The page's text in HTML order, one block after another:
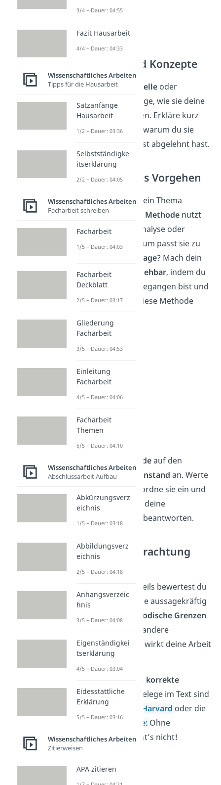
2. Theorien und Konzepte
Stelle passende Modelleoder
Theorienvor und zeige, wie sie deine
Fragestellung
stützen. Erkläre kurz
ihre Bedeutung und warum du sie
gewählt oder bewusst abgelehnt hast.
3. Methodisches Vorgehen
Beschreibe, wie du dein Thema
untersuchst: Welche Methodenutzt
du — z. B. Literaturanalyse oder
Umfrage — und warum passt sie zu
deiner
Forschungsfrage? Mach dein
Vorgehen nachvollziehbar, indem du
erklärst, wie du vorgegangen bist und
warum du dich für diese Methode
4. Analyse
Methodeauf den
Untersuchungsgegenstand an. Werte
aus, ordne sie ein und
zeige, wie sie helfen, deine
Forschungsfrage zu beantworten.
5. Kritische Betrachtung
und Diskussion
Am Ende des Hauptteils bewertest du
deineErgebnisse:
Wie aussagekräftig
sind sie? Zeige
methodische Grenzen
auf und denke über andere
Deutungennach. So wirkt deine Arbeit
reflektiert.
Denk an die korrekte
Zitierweise— Kurzbelege im Text sind
Pflicht. ObAPA-Stil, Harvard oder die
deutsche Zitierweise: Ohne
Quellenangaben geht’s nicht!
3/4 – Dauer: 04:55
Fazit Hausarbeit
4/4 – Dauer: 04:33
Wissenschaftliches Arbeiten
Tipps für die Hausarbeit
Satzanfänge
Hausarbeit
1/2 – Dauer: 03:36
Selbstständigke
itserklärung
2/2 – Dauer: 04:05
Wissenschaftliches Arbeiten
Facharbeit schreiben
Facharbeit
1/5 – Dauer: 04:03
Facharbeit
Deckblatt
2/5 – Dauer: 03:17
Gliederung
Facharbeit
3/5 – Dauer: 04:53
Einleitung
Facharbeit
4/5 – Dauer: 04:06
Facharbeit
Themen
5/5 – Dauer: 04:10
Wissenschaftliches Arbeiten
Abschlussarbeit Aufbau
Abkürzungsverz
eichnis
1/5 – Dauer: 03:18
Abbildungsverz
eichnis
2/5 – Dauer: 04:18
Anhangsverzeic
hnis
3/5 – Dauer: 04:08
Eigenständigkei
tserklärung
4/5 – Dauer: 03:04
Eidesstattliche
Erklärung
5/5 – Dauer: 03:16
Wissenschaftliches Arbeiten
Zitierweisen
APA zitieren